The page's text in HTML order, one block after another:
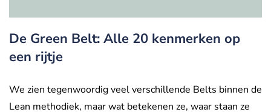
De Green Belt: Alle 20 kenmerken op
een rijtje
We zien tegenwoordig veel verschillende Belts binnen de
Lean methodiek, maar wat betekenen ze, waar staan ze